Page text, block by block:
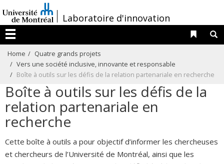
au
contenu
/Laboratoire d'innovation
Menu
Liens
Home
Quatre grands projets
Vers une société inclusive, innovante et responsable
Boîte à outils sur les défis de la relation partenariale en recherche
Boîte à outils sur les défis de la
relation partenariale en
recherche
Cette boîte à outils a pour objectif d’informer les chercheuses
et chercheurs de l’Université de Montréal, ainsi que les